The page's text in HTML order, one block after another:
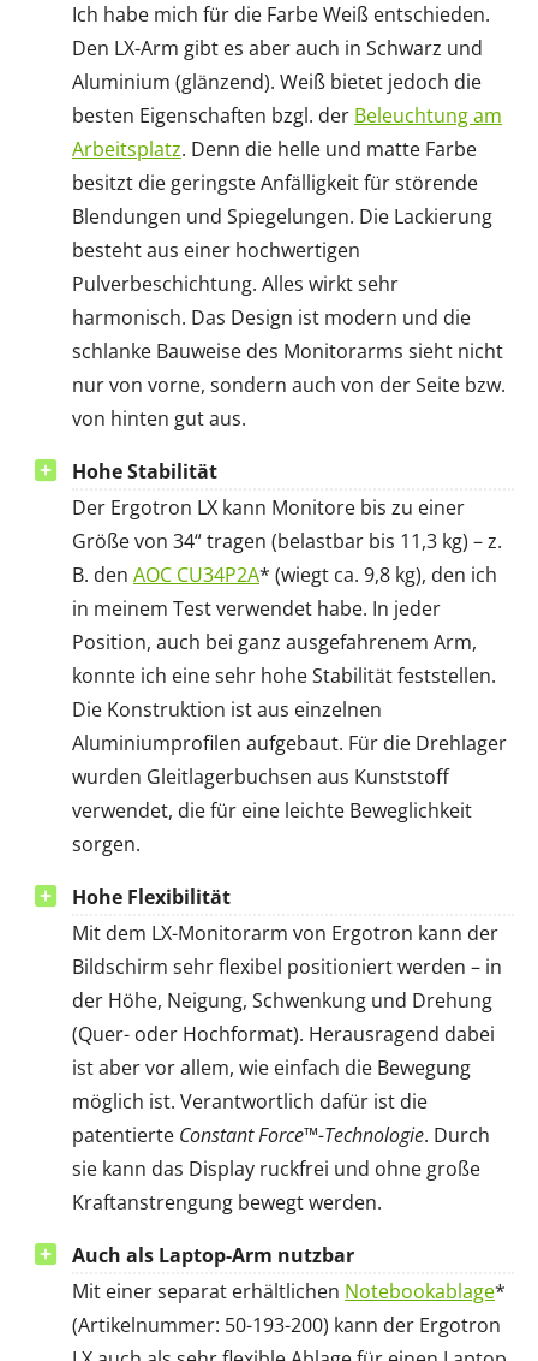
Ich habe mich für die Farbe Weiß entschieden.
Den LX-Arm gibt es aber auch in Schwarz und
Aluminium (glänzend). Weiß bietet jedoch die
besten Eigenschaften bzgl. der Beleuchtung am
Arbeitsplatz. Denn die helle und matte Farbe
besitzt die geringste Anfälligkeit für störende
Blendungen und Spiegelungen. Die Lackierung
besteht aus einer hochwertigen
Pulverbeschichtung. Alles wirkt sehr
harmonisch. Das Design ist modern und die
schlanke Bauweise des Monitorarms sieht nicht
nur von vorne, sondern auch von der Seite bzw.
von hinten gut aus.
Hohe Stabilität
Der Ergotron LX kann Monitore bis zu einer
Größe von 34“ tragen (belastbar bis 11,3 kg) – z.
B. den AOC CU34P2A* (wiegt ca. 9,8 kg), den ich
in meinem Test verwendet habe. In jeder
Position, auch bei ganz ausgefahrenem Arm,
konnte ich eine sehr hohe Stabilität feststellen.
Die Konstruktion ist aus einzelnen
Aluminiumprofilen aufgebaut. Für die Drehlager
wurden Gleitlagerbuchsen aus Kunststoff
verwendet, die für eine leichte Beweglichkeit
sorgen.
Hohe Flexibilität
Mit dem LX-Monitorarm von Ergotron kann der
Bildschirm sehr flexibel positioniert werden – in
der Höhe, Neigung, Schwenkung und Drehung
(Quer- oder Hochformat). Herausragend dabei
ist aber vor allem, wie einfach die Bewegung
möglich ist. Verantwortlich dafür ist die
patentierte Constant Force™-Technologie. Durch
sie kann das Display ruckfrei und ohne große
Kraftanstrengung bewegt werden.
Auch als Laptop-Arm nutzbar
Mit einer separat erhältlichen Notebookablage*
(Artikelnummer: 50-193-200) kann der Ergotron